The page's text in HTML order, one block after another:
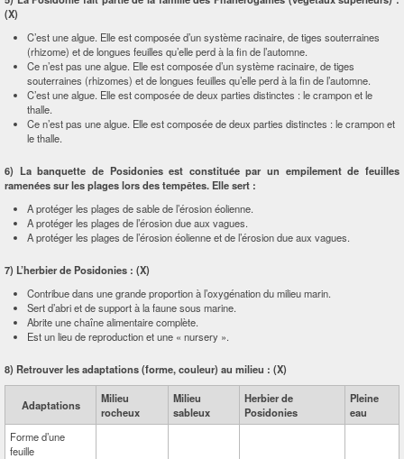
(X)
C’est une algue. Elle est composée d’un système racinaire, de tiges souterraines
(rhizome) et de longues feuilles qu’elle perd à la fin de l’automne.
Ce n’est pas une algue. Elle est composée d’un système racinaire, de tiges
souterraines (rhizomes) et de longues feuilles qu’elle perd à la fin de l’automne.
C’est une algue. Elle est composée de deux parties distinctes : le crampon et le
thalle.
Ce n’est pas une algue. Elle est composée de deux parties distinctes : le crampon et
le thalle.
6) La banquette de Posidonies est constituée par un empilement de feuilles
ramenées sur les plages lors des tempêtes. Elle sert :
A protéger les plages de sable de l’érosion éolienne.
A protéger les plages de l’érosion due aux vagues.
A protéger les plages de l’érosion éolienne et de l’érosion due aux vagues.
7) L’herbier de Posidonies : (X)
Contribue dans une grande proportion à l’oxygénation du milieu marin.
Sert d’abri et de support à la faune sous marine.
Abrite une chaîne alimentaire complète.
Est un lieu de reproduction et une « nursery ».
8) Retrouver les adaptations (forme, couleur) au milieu : (X)
Adaptations
Milieu
rocheux
Milieu
sableux
Herbier de
Posidonies
Pleine
eau
Forme d’une
feuille